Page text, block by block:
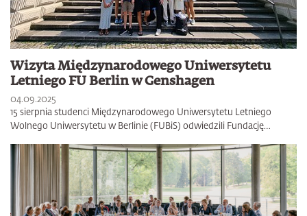
Wizyta Międzynarodowego Uniwersytetu
Letniego FU Berlin w Genshagen
04.09.2025
15 sierpnia studenci Międzynarodowego Uniwersytetu Letniego
Wolnego Uniwersytetu w Berlinie (FUBiS) odwiedzili Fundację…